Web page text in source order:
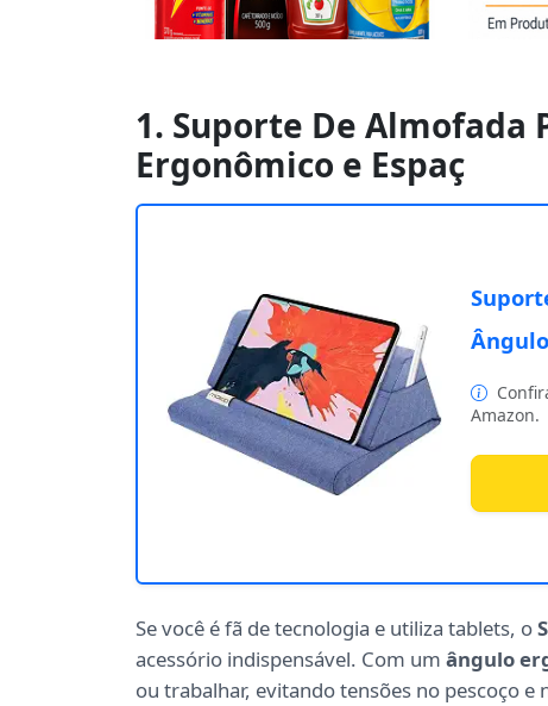
1. Suporte De Almofada
Ergonômico e Espaç
Amazon.
Se você é fã de tecnologia e utiliza tablets, o
acessório indispensável. Com um ângulo
ou trabalhar, evitando tensões no pescoço e